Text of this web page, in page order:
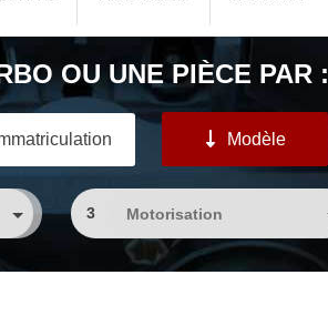
OU UNE PIÈCE PAR :
Modèle
3